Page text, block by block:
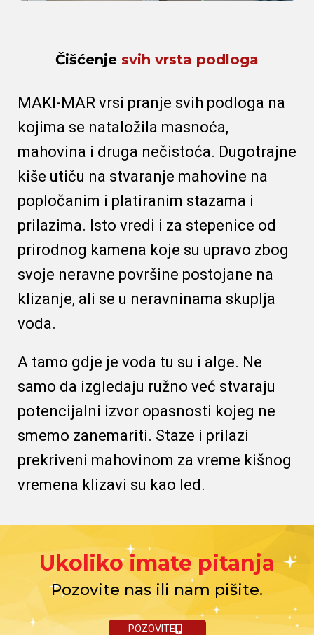
Čišćenje svih vrsta podloga
MAKI-MAR vrsi pranje svih podloga na
kojima se nataložila masnoća,
mahovina i druga nečistoća. Dugotrajne
kiše utiču na stvaranje mahovine na
popločanim i platiranim stazama i
prilazima. Isto vredi i za stepenice od
prirodnog kamena koje su upravo zbog
svoje neravne površine postojane na
klizanje, ali se u neravninama skuplja
voda.
A tamo gdje je voda tu su i alge. Ne
samo da izgledaju ružno već stvaraju
potencijalni izvor opasnosti kojeg ne
smemo zanemariti. Staze i prilazi
prekriveni mahovinom za vreme kišnog
vremena klizavi su kao led.
Ukoliko imate pitanja
Pozovite nas ili nam pišite.
POZOVITE